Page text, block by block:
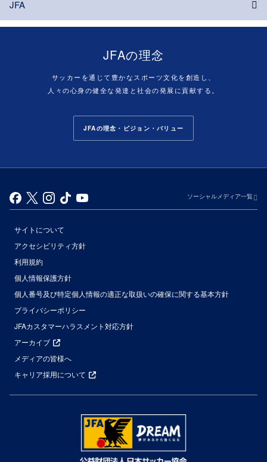
JFA
JFAの理念
サッカーを通じて豊かなスポーツ文化を創造し、
人々の心身の健全な発達と社会の発展に貢献する。
JFAの理念・ビジョン・バリュー
ソーシャルメディア一覧
サイトについて
アクセシビリティ方針
利用規約
個人情報保護方針
個人番号及び特定個人情報の適正な取扱いの確保に関する基本方針
プライバシーポリシー
JFAカスタマーハラスメント対応方針
アーカイブ
メディアの皆様へ
キャリア採用について